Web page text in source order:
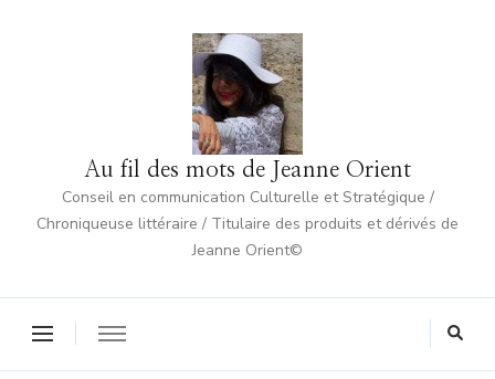
Au fil des mots de Jeanne Orient
Conseil en communication Culturelle et Stratégique /
Chroniqueuse littéraire / Titulaire des produits et dérivés de
Jeanne Orient©